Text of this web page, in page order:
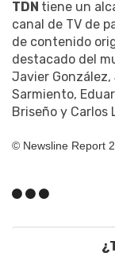
TDN tiene un
canal de TV de
de contenido
destacado del
Javier González,
Sarmiento,
Briseño y Carlos
© Newsline Report